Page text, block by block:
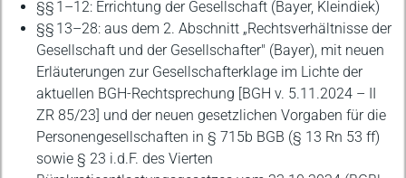
§§ 1–12: Errichtung der Gesellschaft (Bayer, Kleindiek)
§§ 13–28: aus dem 2. Abschnitt „Rechtsverhältnisse der
Gesellschaft und der Gesellschafter" (Bayer), mit neuen
Erläuterungen zur Gesellschafterklage im Lichte der
aktuellen BGH-Rechtsprechung [BGH v. 5.11.2024 – II
ZR 85/23] und der neuen gesetzlichen Vorgaben für die
Personengesellschaften in § 715b BGB (§ 13 Rn 53 ff)
sowie § 23 i.d.F. des Vierten